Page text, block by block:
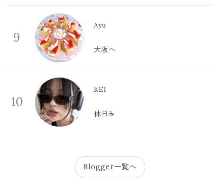
9
Ayu
大阪へ
10
KEI
休日☕️
Blogger一覧へ